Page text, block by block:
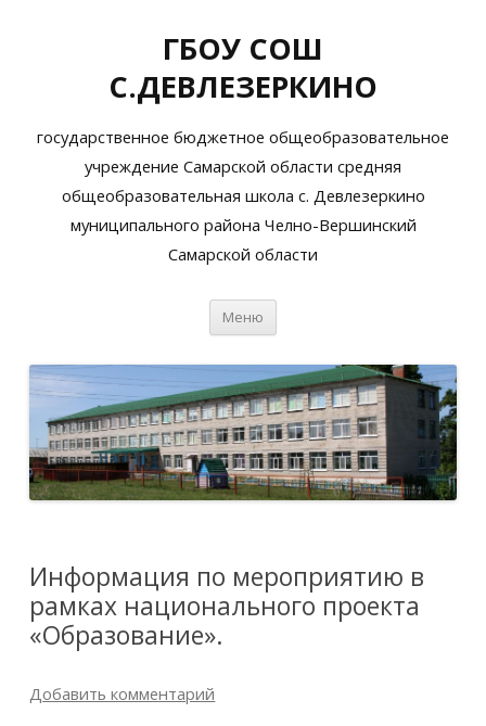
ГБОУ СОШ
С.ДЕВЛЕЗЕРКИНО
государственное бюджетное общеобразовательное
учреждение Самарской области средняя
общеобразовательная школа с. Девлезеркино
муниципального района Челно-Вершинский
Самарской области
Меню
Информация по мероприятию в
рамках национального проекта
«Образование».
Добавить комментарий